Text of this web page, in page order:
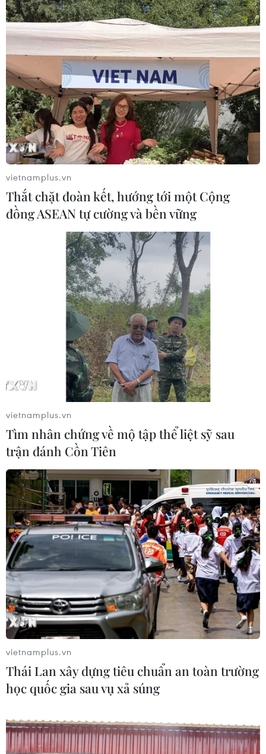
Ai Cập: Ứng cử viên el-Sisi tiếp tục dẫn
trước đối thủ
15/05/2014 03:10
Trước thềm cuộc bầu cử tổng thống ở Ai Cập, ứng cử
viên Abdel-Fattah el-Sisi tiếp tục vượt lên trước đối thủ
duy nhất là chính trị gia cánh tả Hamdeen Sabahi.
Ủy ban bầu cử Ai Cập công bố hai ứng viên
tổng thống
28/04/2014 00:40
Ủy ban bầu cử tổng thống Ai Cập đã công bố hai ứng
cử viên chính thức chạy đua trong cuộc bầu cử diễn ra
vào ngày 26-27/5 tới.
vietnamplus.vn
Thắt chặt đoàn kết, hướng tới một Cộng
đồng ASEAN tự cường và bền vững
vietnamplus.vn
Tìm nhân chứng về mộ tập thể liệt sỹ sau
trận đánh Cồn Tiên
vietnamplus.vn
Thái Lan xây dựng tiêu chuẩn an toàn trường
học quốc gia sau vụ xả súng